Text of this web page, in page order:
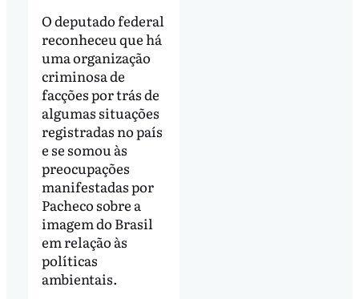
O deputado federal
reconheceu que há
uma organização
criminosa de
facções por trás de
algumas situações
registradas no país
e se somou às
preocupações
manifestadas por
Pacheco sobre a
imagem do Brasil
em relação às
políticas
ambientais.